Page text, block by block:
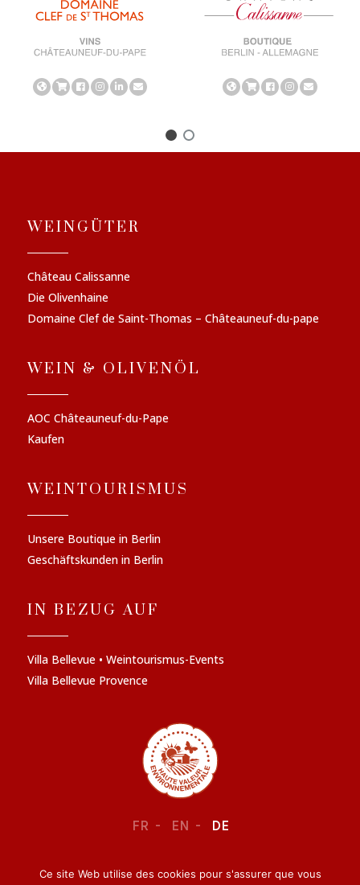
WEINGÜTER
Château Calissanne
Die Olivenhaine
Domaine Clef de Saint-Thomas – Châteauneuf-du-pape
WEIN & OLIVENÖL
AOC Châteauneuf-du-Pape
Kaufen
WEINTOURISMUS
Unsere Boutique in Berlin
Geschäftskunden in Berlin
IN BEZUG AUF
Villa Bellevue • Weintourismus-Events
Villa Bellevue Provence
FR EN DE
RECHTLICHE INFORMATIONEN–VERTRAULICHKEIT
Ce site Web utilise des cookies pour s'assurer que vous